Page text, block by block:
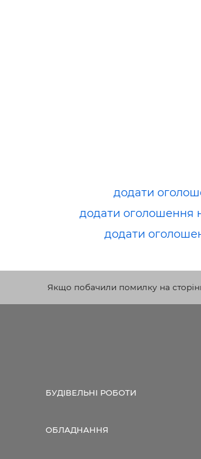
додати
додати оголошення
додати
Якщо побачили помилку на
БУДІВЕЛЬНІ РОБОТИ
ОБЛАДНАННЯ